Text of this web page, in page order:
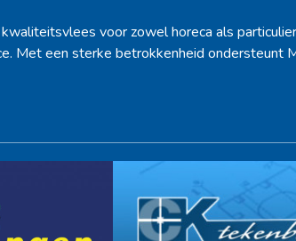
voor zowel horeca als
Met een sterke betrokkenheid ondersteunt